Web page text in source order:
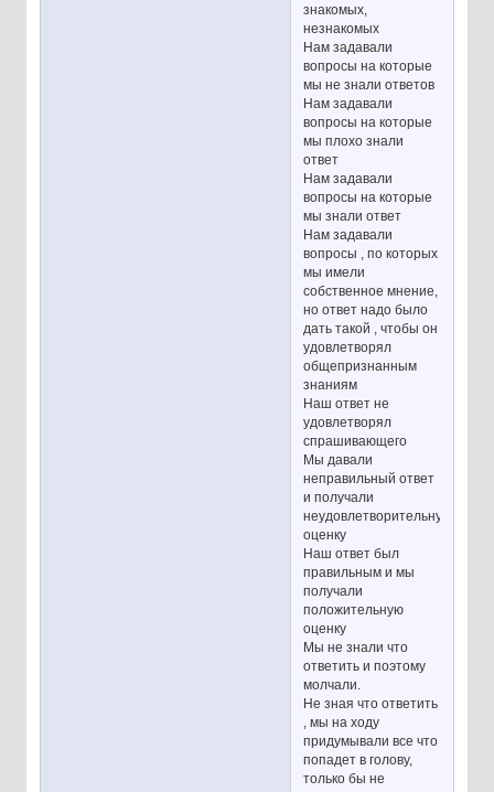
знакомых,
незнакомых
Нам задавали
вопросы на которые
мы не знали ответов
Нам задавали
вопросы на которые
мы плохо знали
ответ
Нам задавали
вопросы на которые
мы знали ответ
Нам задавали
вопросы , по которых
мы имели
собственное мнение,
но ответ надо было
дать такой , чтобы он
удовлетворял
общепризнанным
знаниям
Наш ответ не
удовлетворял
спрашивающего
Мы давали
неправильный ответ
и получали
неудовлетворительную
оценку
Наш ответ был
правильным и мы
получали
положительную
оценку
Мы не знали что
ответить и поэтому
молчали.
Не зная что ответить
, мы на ходу
придумывали все что
попадет в голову,
только бы не